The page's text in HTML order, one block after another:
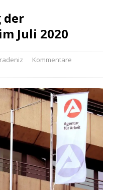
der
Juli 2020
Kommentare